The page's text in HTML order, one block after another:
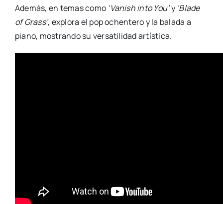
Además, en temas como ‘Vanish into You’y ‘Blade
of Grass’, explora el pop ochentero y la balada a
piano, mostrando su versatilidad artística.